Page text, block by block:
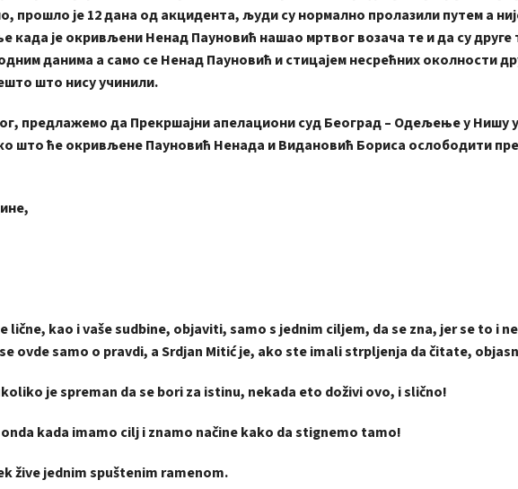
прошло је 12 дана од акцидента, људи су нормално пролазили путем а
када је окривљени Ненад Пауновић нашао мртвог возача те и да су друге
данима а само се Ненад Пауновић и стицајем несрећних околности
што нису учинили.
да Прекршајни апелациони суд Београд – Одељење у Нишу
што ће окривљене Пауновић Ненада и Видановић Бориса ослободити
kao i vaše sudbine, objaviti, samo s jednim ciljem, da se zna, jer se to i
ovde samo o pravdi, a Srdjan Mitić je, ako ste imali strpljenja da čitate,
je spreman da se bori za istinu, nekada eto doživi ovo, i slično!
kada imamo cilj i znamo načine kako da stignemo tamo!
žive jednim spuštenim ramenom.